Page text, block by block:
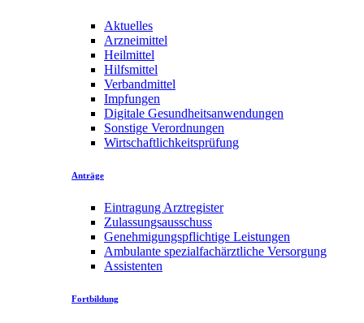
Aktuelles
Arzneimittel
Heilmittel
Hilfsmittel
Verbandmittel
Impfungen
Digitale Gesundheitsanwendungen
Sonstige Verordnungen
Wirtschaftlichkeitsprüfung
Anträge
Eintragung Arztregister
Zulassungsausschuss
Genehmigungspflichtige Leistungen
Ambulante spezialfachärztliche Versorgung
Assistenten
Fortbildung